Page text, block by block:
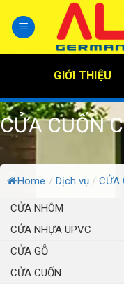
content
GIỚI THIỆU
CỬA CUỐN
Home / Dịch vụ / CỬA
CỬA NHÔM
CỬA NHỰA UPVC
CỬA GỖ
CỬA CUỐN